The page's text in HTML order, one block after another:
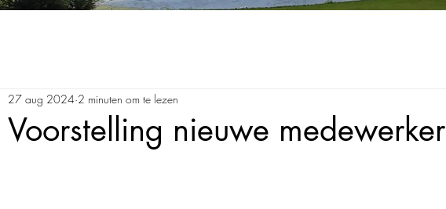
Voorstelling nieuwe medewerker
27 aug 2024 2 minuten om te lezen